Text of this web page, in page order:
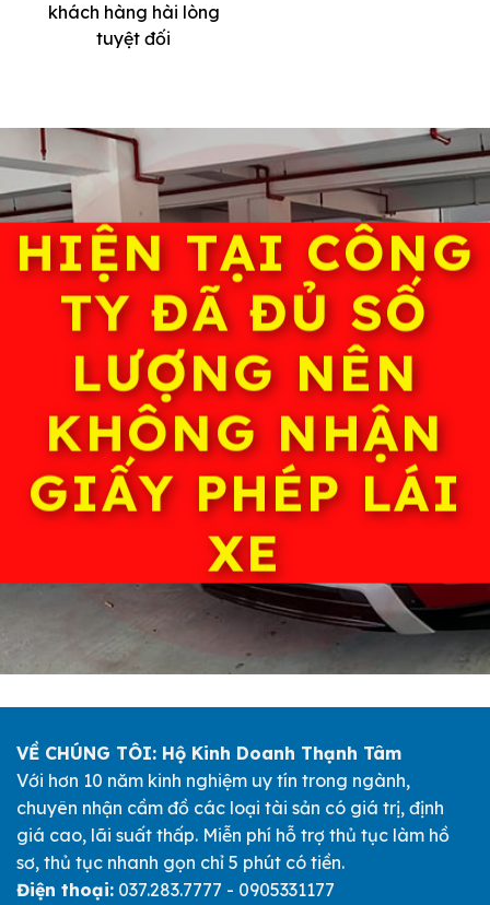
khách hàng hài lòng
tuyệt đối
HIỆN TẠI CÔNG
TY ĐÃ ĐỦ SỐ
LƯỢNG NÊN
KHÔNG NHẬN
GIẤY PHÉP LÁI
XE
VỀ CHÚNG TÔI: Hộ Kinh Doanh Thạnh Tâm
Với hơn 10 năm kinh nghiệm uy tín trong ngành,
chuyên nhận cầm đồ các loại tài sản có giá trị, định
giá cao, lãi suất thấp. Miễn phí hỗ trợ thủ tục làm hồ
sơ, thủ tục nhanh gọn chỉ 5 phút có tiền.
Điện thoại: 037.283.7777 - 0905331177